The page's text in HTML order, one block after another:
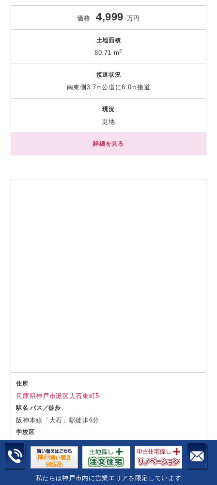
価格 4,999 万円
土地面積
80.71 m2
接道状況
南東側3.7m公道に6.0m接道
現況
更地
詳細を見る
住所
兵庫県神戸市灘区大石東町5
駅名 バス／徒歩
阪神本線「大石」駅徒歩6分
学校区
西郷小学校
烏帽子中学校
価格 4,480 万円
私たちは神戸市内に営業エリアを限定しています